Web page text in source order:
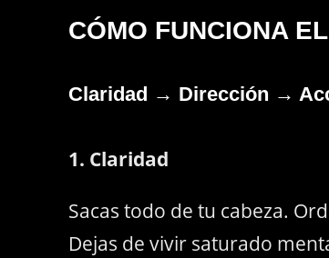
CÓMO FUNCIONA
Claridad → Dirección →
1. Claridad
Sacas todo de tu cabeza.
Dejas de vivir saturado